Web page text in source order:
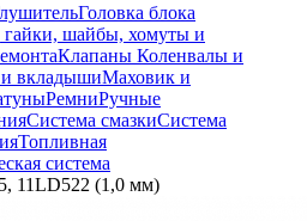
Головка блока
шайбы, хомуты и
Клапаны Коленвалы и
вкладышиМаховик и
РемниРучные
Система смазкиСистема
Топливная
система
11LD522 (1,0 мм)